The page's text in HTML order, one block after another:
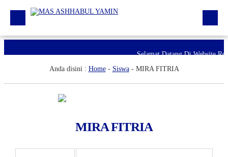
Daftar GTK
Agenda
Selamat Datang Di Website
Anda disini : Home- Siswa- MIRA FITRIA
MIRA FITRIA